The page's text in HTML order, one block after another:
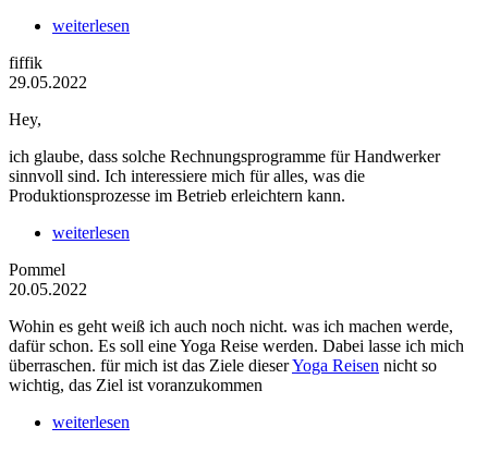
weiterlesen
fiffik
29.05.2022
Hey,
ich glaube, dass solche Rechnungsprogramme für Handwerker
sinnvoll sind. Ich interessiere mich für alles, was die
Produktionsprozesse im Betrieb erleichtern kann.
weiterlesen
Pommel
20.05.2022
Wohin es geht weiß ich auch noch nicht. was ich machen werde,
dafür schon. Es soll eine Yoga Reise werden. Dabei lasse ich mich
überraschen. für mich ist das Ziele dieserYoga Reisen nicht so
wichtig, das Ziel ist voranzukommen
weiterlesen